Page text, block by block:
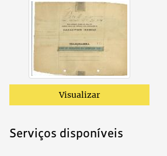
Visualizar
Serviços disponíveis